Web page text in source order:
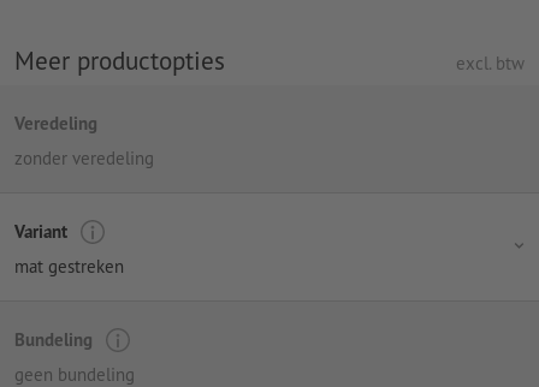
Meer productopties excl. btw
Veredeling
zonder veredeling
Variant
mat gestreken
Bundeling
geen bundeling